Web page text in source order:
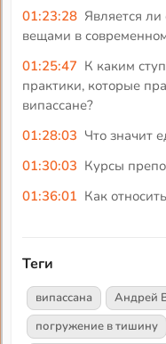
01:23:28 Является
вещами в
01:25:47 К каким
практики, которые
випассане?
01:28:03 Что значит
01:30:03 Курсы
01:36:01 Как
Теги
випассана Андрей
погружение в тишину